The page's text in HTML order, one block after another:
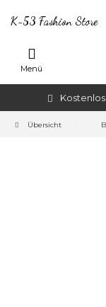
K-53 Fashion Store
Menü
Übersicht